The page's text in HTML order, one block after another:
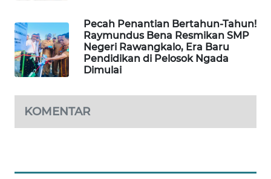
Pecah Penantian Bertahun-Tahun!
Raymundus Bena Resmikan SMP
Negeri Rawangkalo, Era Baru
Pendidikan di Pelosok Ngada
Dimulai
KOMENTAR
JAKARTA
NEWS
KRT
NEWS
KARING